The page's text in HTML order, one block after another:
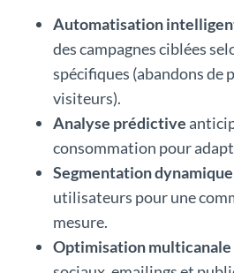
Automatisation
des campagnes ciblées
spécifiques (abandons de
visiteurs).
Analyse prédictive
consommation pour
Segmentation dynamique
utilisateurs pour une
mesure.
Optimisation multicanale